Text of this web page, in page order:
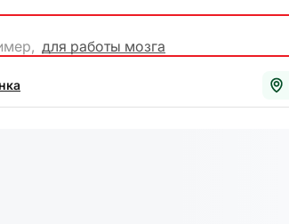
для работы мозга